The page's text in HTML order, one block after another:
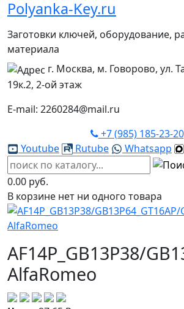
Polyanka-Key.ru
Заготовки ключей, оборудование,
материала
г. Москва, м. Говорово, ул.
19к.2, 2-ой этаж
E-mail: 2260284@mail.ru
+7 (985) 185-23-20
Youtube
Rutube Whatsapp
0.00 руб.
В корзине нет ни одного товара
AF14P_GB13P38/
AlfaRomeo